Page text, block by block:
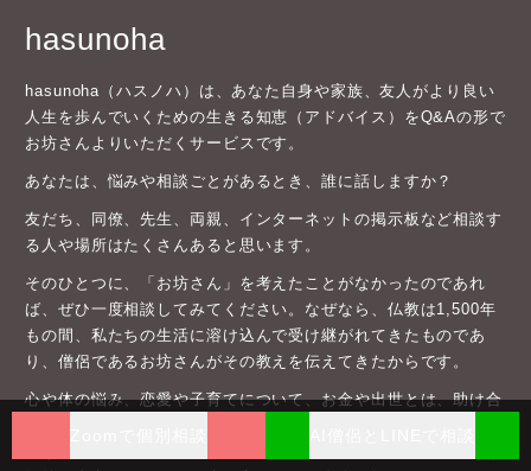
hasunoha
hasunoha（ハスノハ）は、あなた自身や家族、友人がより良い
人生を歩んでいくための生きる知恵（アドバイス）をQ&Aの形で
お坊さんよりいただくサービスです。
あなたは、悩みや相談ごとがあるとき、誰に話しますか？
友だち、同僚、先生、両親、インターネットの掲示板など相談す
る人や場所はたくさんあると思います。
そのひとつに、「お坊さん」を考えたことがなかったのであれ
ば、ぜひ一度相談してみてください。なぜなら、仏教は1,500年
もの間、私たちの生活に溶け込んで受け継がれてきたものであ
り、僧侶であるお坊さんがその教えを伝えてきたからです。
心や体の悩み、恋愛や子育てについて、お金や出世とは、助け合